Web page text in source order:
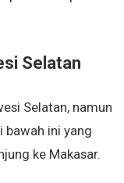
Selatan
Selatan, namun
bawah ini yang
ke Makasar.